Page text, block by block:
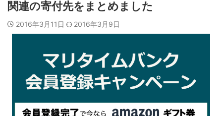
関連の寄付先をまとめました
2016年3月11日 2016年3月9日